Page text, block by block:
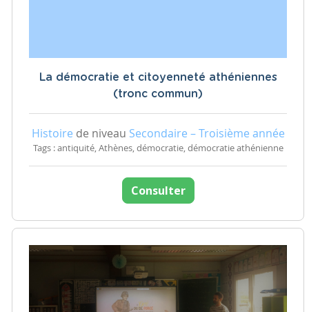
La démocratie et citoyenneté athéniennes
(tronc commun)
Histoire de niveau Secondaire – Troisième année
Tags : antiquité, Athènes, démocratie, démocratie athénienne
Consulter